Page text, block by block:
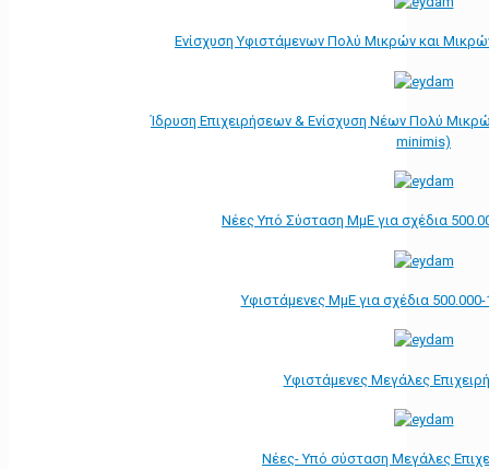
Ενίσχυση Υφιστάμενων Πολύ Μικρών και
Ίδρυση Επιχειρήσεων & Ενίσχυση Νέων Πολύ
minimis)
Νέες Υπό Σύσταση ΜμΕ για σχέδια
Υφιστάμενες ΜμΕ για σχέδια
Υφιστάμενες Μεγάλες
Νέες- Υπό σύσταση Μεγάλες